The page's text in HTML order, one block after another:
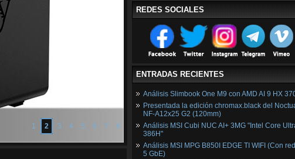
1 2 3 4 5 6 7 8
REDES SOCIALES
ENTRADAS RECIENTES
Análisis Slimbook One M9 con AMD AI 9 HX
Presentada la edición chromax.black del
NF‑A12x25 G2 (120mm)
Análisis MSI Cubi NUC AI+ 3MG "Intel Core
386H"
Análisis MSI MPG B850I EDGE TI WIFI (Con
5 GbE)